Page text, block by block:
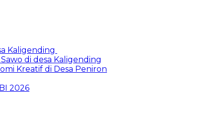
Kaligending
di desa Kaligending
Kreatif di Desa Peniron
2026